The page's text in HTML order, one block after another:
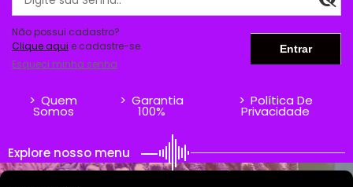
Não possui cadastro?
Clique aqui e cadastre-se.
Esqueci minha senha
> Quem
Somos
> Garantia
100%
> Política De
Privacidade
Explore nosso menu